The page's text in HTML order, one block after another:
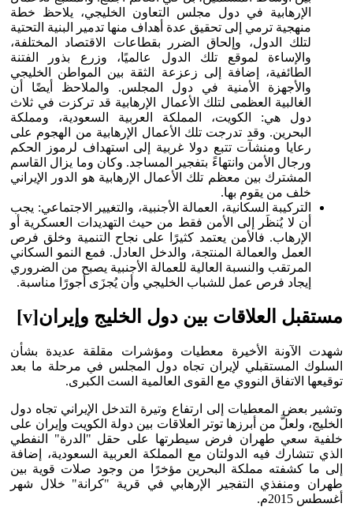
الإرهابية في دول مجلس التعاون الخليجي، يلاحظ خطة
منهجية ترمي إلى تحقيق عدة أهداف منها تدمير البنية التحتية
لتلك الدول، وإلحاق الضرر بقطاعات الاقتصاد المختلفة،
والإساءة لموقع تلك الدول عالميًا، وزرع بذور الفتنة
الطائفية، إضافة إلى زعزعة الثقة بين المواطن الخليجي
والأجهزة الأمنية في دول المجلس. والملاحظ أيضًا أن
الغالبية العظمى لتلك الأعمال الإرهابية قد تركزت في ثلاث
دول هي: الكويت، المملكة العربية السعودية، ومملكة
البحرين. وقد تدرجت تلك الأعمال الإرهابية من الهجوم على
رعايا ومنشآت تتبع دولا غربية إلى استهداف لرموز الحكم
ورجال الأمن وانتهاءً بتفجير المساجد. وكان وما يزال القاسم
المشترك بين معظم تلك الأعمال الإرهابية هو الدور الإيراني
خلف من يقوم بها.
التركيبة السكانية، العمالة الأجنبية، والتغيير الاجتماعي: يجب
أن لا يُنظَر إلى الأمن فقط من حيث التهديدات العسكرية أو
الإرهاب. فالأمن يعتمد كثيرًا على نجاح التنمية وخلق فرص
العمل والعمالة المنتجة، والدخل العادل. فمع النمو السكاني
المرتقب والنسبة العالية للعمالة الأجنبية يصبح من الضروري
إيجاد فرص عمل للشباب الخليجي وأن يُجزَى أجورًا مناسبة.
مستقبل العلاقات بين دول الخليج وإيران[v]
شهدت الآونة الأخيرة معطيات ومؤشرات مقلقة عديدة بشأن
السلوك المستقبلي لإيران تجاه دول المجلس في مرحلة ما بعد
توقيعها الاتفاق النووي مع القوى العالمية الست الكبرى.
وتشير بعض المعطيات إلى ارتفاع وتيرة التدخل الإيراني تجاه دول
الخليج، ولعلَّ من أبرزها توتر العلاقات بين دولة الكويت وإيران على
خلفية سعي طهران فرض سيطرتها على حقل "الدرة" النفطي
الذي تتشارك فيه الدولتان مع المملكة العربية السعودية، إضافة
إلى ما كشفته مملكة البحرين مؤخرًا من وجود صلات قوية بين
طهران ومنفذي التفجير الإرهابي في قرية "كرانة" خلال شهر
أغسطس 2015م.